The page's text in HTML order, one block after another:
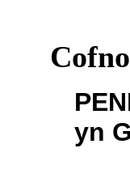
yn